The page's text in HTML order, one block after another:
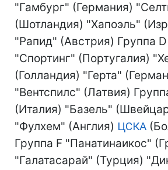
"Гамбург" (Германия)
(Шотландия) "Хапоэль"
"Рапид" (Австрия) Группа D
"Спортинг" (Португалия)
(Голландия) "Герта"
"Вентспилс" (Латвия)
(Италия) "Базель"
"Фулхем" (Англия) ЦСКА
Группа F "Панатинаикос"
"Галатасарай" (Турция)